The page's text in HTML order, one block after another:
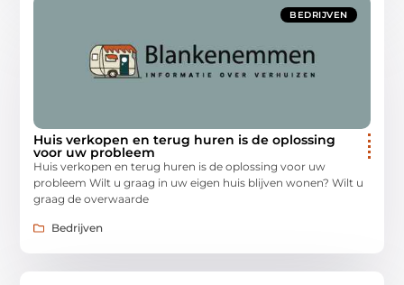
BEDRIJVEN
Huis verkopen en terug huren is de oplossing
voor uw probleem
Huis verkopen en terug huren is de oplossing voor uw
probleem Wilt u graag in uw eigen huis blijven wonen? Wilt u
graag de overwaarde
Bedrijven